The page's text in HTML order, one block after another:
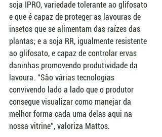
soja IPRO, variedade tolerante ao glifosato
e que é capaz de proteger as lavouras de
insetos que se alimentam das raízes das
plantas; e a soja RR, igualmente resistente
ao glifosato, e capaz de controlar ervas
daninhas promovendo produtividade da
lavoura. “São várias tecnologias
convivendo lado a lado que o produtor
consegue visualizar como manejar da
melhor forma cada uma delas aqui na
nossa vitrine”, valoriza Mattos.